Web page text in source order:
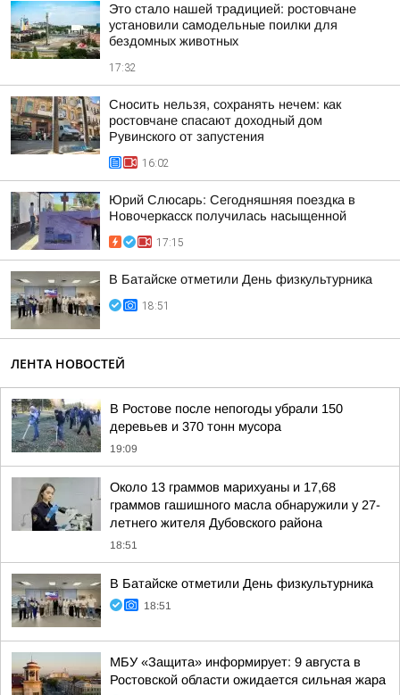
Это стало нашей традицией: ростовчане
установили самодельные поилки для
бездомных животных
17:32
Сносить нельзя, сохранять нечем: как
ростовчане спасают доходный дом
Рувинского от запустения
16:02
Юрий Слюсарь: Сегодняшняя поездка в
Новочеркасск получилась насыщенной
17:15
В Батайске отметили День физкультурника
18:51
ЛЕНТА НОВОСТЕЙ
В Ростове после непогоды убрали 150
деревьев и 370 тонн мусора
19:09
Около 13 граммов марихуаны и 17,68
граммов гашишного масла обнаружили у 27-
летнего жителя Дубовского района
18:51
В Батайске отметили День физкультурника
18:51
МБУ «Защита» информирует: 9 августа в
Ростовской области ожидается сильная жара